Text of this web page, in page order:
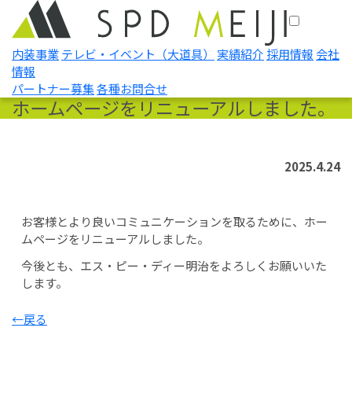
内装事業テレビ・イベント （大道具） 実績紹介 採用情報 会社
情報
パートナー募集各種お問合せ
ホームページをリニューアルしました。
2025.4.24
お客様とより良いコミュニケーションを取るために、ホー
ムページをリニューアルしました。
今後とも、エス・ピー・ディー明治をよろしくお願いいた
します。
←戻る